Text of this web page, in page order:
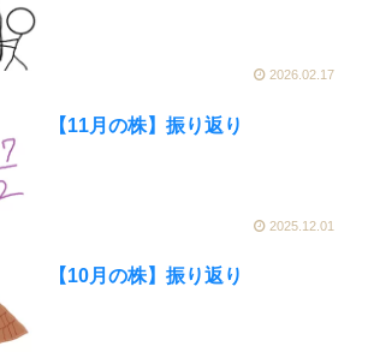
2026.02.17
【11月の株】振り返り
2025.12.01
【10月の株】振り返り